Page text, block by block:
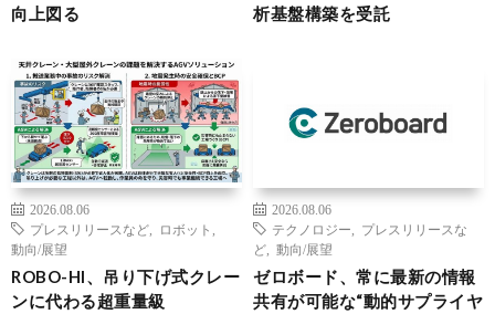
向上図る
析基盤構築を受託
2026.08.06
プレスリリースなど
ロボット
動向/展望
ROBO-HI、吊り下げ式クレー
ンに代わる超重量級
2026.08.06
テクノロジー
プレスリリースな
ど
動向/展望
ゼロボード、常に最新の情報
共有が可能な“動的サプライヤ